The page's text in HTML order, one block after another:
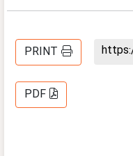
PRINT
PDF